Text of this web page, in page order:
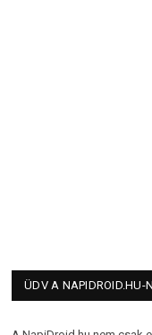
ÜDV A NAPIDROID.HU-